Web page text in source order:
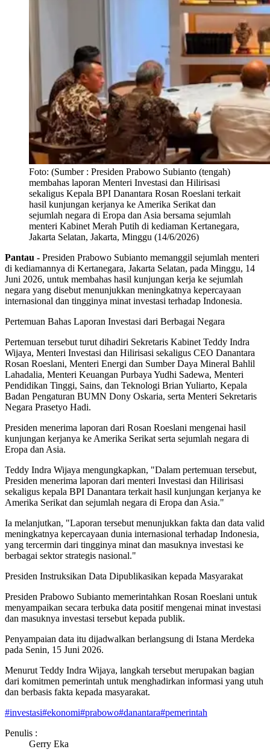
Foto: (Sumber : Presiden Prabowo Subianto (tengah)
membahas laporan Menteri Investasi dan Hilirisasi
sekaligus Kepala BPI Danantara Rosan Roeslani terkait
hasil kunjungan kerjanya ke Amerika Serikat dan
sejumlah negara di Eropa dan Asia bersama sejumlah
menteri Kabinet Merah Putih di kediaman Kertanegara,
Jakarta Selatan, Jakarta, Minggu (14/6/2026)
Pantau - Presiden Prabowo Subianto memanggil sejumlah menteri
di kediamannya di Kertanegara, Jakarta Selatan, pada Minggu, 14
Juni 2026, untuk membahas hasil kunjungan kerja ke sejumlah
negara yang disebut menunjukkan meningkatnya kepercayaan
internasional dan tingginya minat investasi terhadap Indonesia.
Pertemuan Bahas Laporan Investasi dari Berbagai Negara
Pertemuan tersebut turut dihadiri Sekretaris Kabinet Teddy Indra
Wijaya, Menteri Investasi dan Hilirisasi sekaligus CEO Danantara
Rosan Roeslani, Menteri Energi dan Sumber Daya Mineral Bahlil
Lahadalia, Menteri Keuangan Purbaya Yudhi Sadewa, Menteri
Pendidikan Tinggi, Sains, dan Teknologi Brian Yuliarto, Kepala
Badan Pengaturan BUMN Dony Oskaria, serta Menteri Sekretaris
Negara Prasetyo Hadi.
Presiden menerima laporan dari Rosan Roeslani mengenai hasil
kunjungan kerjanya ke Amerika Serikat serta sejumlah negara di
Eropa dan Asia.
Teddy Indra Wijaya mengungkapkan, "Dalam pertemuan tersebut,
Presiden menerima laporan dari menteri Investasi dan Hilirisasi
sekaligus kepala BPI Danantara terkait hasil kunjungan kerjanya ke
Amerika Serikat dan sejumlah negara di Eropa dan Asia."
Ia melanjutkan, "Laporan tersebut menunjukkan fakta dan data valid
meningkatnya kepercayaan dunia internasional terhadap Indonesia,
yang tercermin dari tingginya minat dan masuknya investasi ke
berbagai sektor strategis nasional."
Presiden Instruksikan Data Dipublikasikan kepada Masyarakat
Presiden Prabowo Subianto memerintahkan Rosan Roeslani untuk
menyampaikan secara terbuka data positif mengenai minat investasi
dan masuknya investasi tersebut kepada publik.
Penyampaian data itu dijadwalkan berlangsung di Istana Merdeka
pada Senin, 15 Juni 2026.
Menurut Teddy Indra Wijaya, langkah tersebut merupakan bagian
dari komitmen pemerintah untuk menghadirkan informasi yang utuh
dan berbasis fakta kepada masyarakat.
#investasi#ekonomi#prabowo#danantara#pemerintah
Penulis :
Gerry Eka